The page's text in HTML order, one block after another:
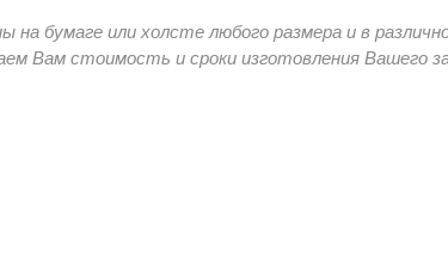
бумаге или холсте любого размера и в
Вам стоимость и сроки изготовления Вашего